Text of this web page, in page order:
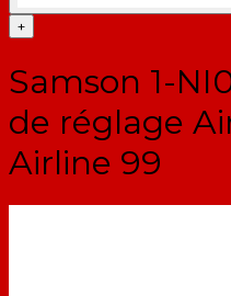
+
Samson 1-
de réglage
Airline 99